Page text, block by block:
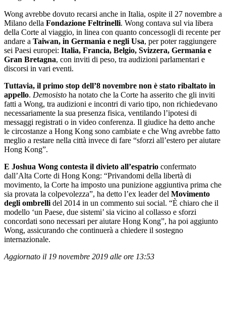
Wong avrebbe dovuto recarsi anche in Italia, ospite il 27 novembre a
Milano della Fondazione Feltrinelli. Wong contava sul via libera
della Corte al viaggio, in linea con quanto concessogli di recente per
andare a Taiwan, in Germania e negli Usa, per poter raggiungere
sei Paesi europei: Italia, Francia, Belgio, Svizzera, Germania e
Gran Bretagna, con inviti di peso, tra audizioni parlamentari e
discorsi in vari eventi.
Tuttavia, il primo stop dell’8 novembre non è stato ribaltato in
appello. Demosisto ha notato che la Corte ha asserito che gli inviti
fatti a Wong, tra audizioni e incontri di vario tipo, non richiedevano
necessariamente la sua presenza fisica, ventilando l’ipotesi di
messaggi registrati o in video conferenza. Il giudice ha detto anche
le circostanze a Hong Kong sono cambiate e che Wng avrebbe fatto
meglio a restare nella città invece di fare “sforzi all’estero per aiutare
Hong Kong”.
E Joshua Wong contesta il divieto all’espatrio confermato
dall’Alta Corte di Hong Kong: “Privandomi della libertà di
movimento, la Corte ha imposto una punizione aggiuntiva prima che
sia provata la colpevolezza”, ha detto l’ex leader del Movimento
degli ombrelli del 2014 in un commento sui social. “È chiaro che il
modello ‘un Paese, due sistemi’ sia vicino al collasso e sforzi
concordati sono necessari per aiutare Hong Kong”, ha poi aggiunto
Wong, assicurando che continuerà a chiedere il sostegno
internazionale.
Aggiornato il 19 novembre 2019 alle ore 13:53